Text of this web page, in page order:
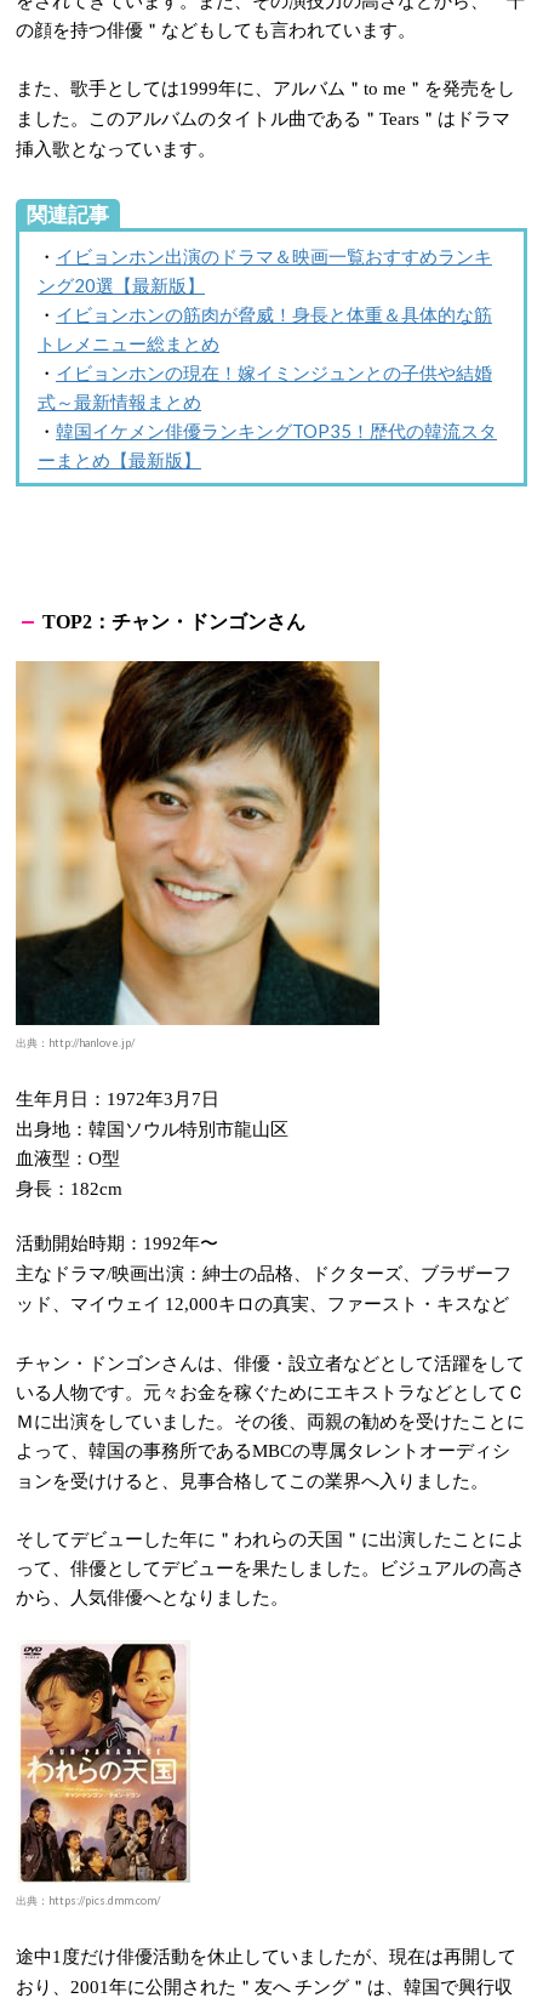
の顔を持つ俳優＂などもしても言われています。
また、歌手としては1999年に、アルバム＂ to me ＂を発売をし
ました。このアルバムのタイトル曲である＂ Tears ＂はドラマ
挿入歌となっています。
関連記事
・ イビョンホン出演のドラマ＆映画一覧おすすめランキ
ング20選【最新版】
・ イビョンホンの筋肉が脅威！身長と体重＆具体的な筋
トレメニュー総まとめ
・ イビョンホンの現在！嫁イミンジュンとの子供や結婚
式～最新情報まとめ
・ 韓国イケメン俳優ランキングTOP35！歴代の韓流スタ
ーまとめ【最新版】
TOP2 ：チャン・ドンゴンさん
出典：http://hanlove.jp/
生年月日： 1972年3 月 7日
出身地：韓国ソウル特別市龍山区
血液型： O型
身長： 182cm
活動開始時期： 1992年〜
主なドラマ/映画出演：紳士の品格、ドクターズ、ブラザーフ
ッド、マイウェイ 12,000キロの真実、ファースト・キスなど
チャン・ドンゴンさんは、俳優・設立者などとして活躍をして
いる人物です。元々お金を稼ぐためにエキストラなどとしてＣ
Ｍに出演をしていました。その後、両親の勧めを受けたことに
よって、韓国の事務所であるMBCの専属タレントオーディシ
ョンを受けけると、見事合格してこの業界へ入りました。
そしてデビューした年に＂われらの天国＂に出演したことによ
って、俳優としてデビューを果たしました。ビジュアルの高さ
から、人気俳優へとなりました。
出典：https://pics.dmm.com/
途中1 度だけ俳優活動を休止していましたが、現在は再開して
おり、
2001年に公開された＂友へ チング＂は、韓国で興行収